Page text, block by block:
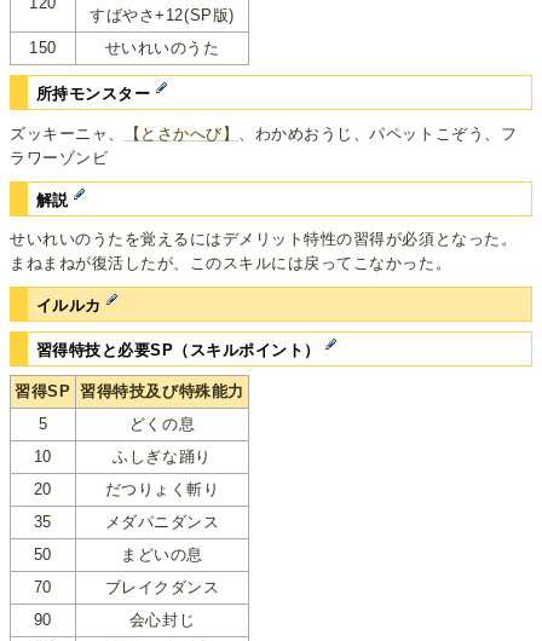
すばやさ+12(SP版)
150
せいれいのうた
所持モンスター
ズッキーニャ、 【とさかへび】
、わかめおうじ、パペットこぞう、フ
ラワーゾンビ
解説
せいれいのうたを覚えるにはデメリット特性の習得が必須となった。
まねまねが復活したが、このスキルには戻ってこなかった。
イルルカ
習得特技と必要SP（スキルポイント）
習得SP 習得特技及び特殊能力
5
どくの息
10
ふしぎな踊り
20
だつりょく斬り
35
メダパニダンス
50
まどいの息
70
ブレイクダンス
90
会心封じ